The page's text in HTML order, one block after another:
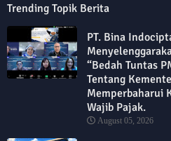
Trending Topik Berita
PT. Bina
“Bedah Tuntas
Tentang
Memperbaharui
Wajib Pajak.
August 05, 2026